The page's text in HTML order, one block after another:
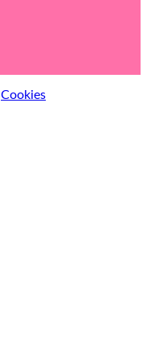
Cookies